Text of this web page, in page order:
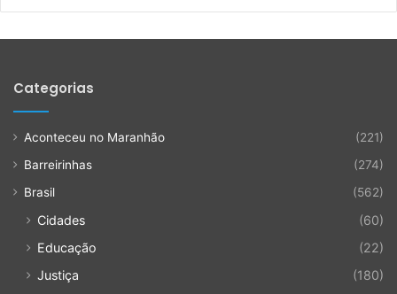
Categorias
Aconteceu no Maranhão
(221)
Barreirinhas
(274)
Brasil
(562)
Cidades
(60)
Educação
(22)
Justiça
(180)